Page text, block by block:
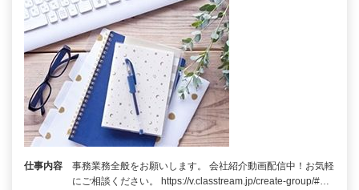
仕事内容
事務業務全般をお願いします。 会社紹介動画配信中！お気軽
にご相談ください。 https://v.classtream.jp/create-group/#…